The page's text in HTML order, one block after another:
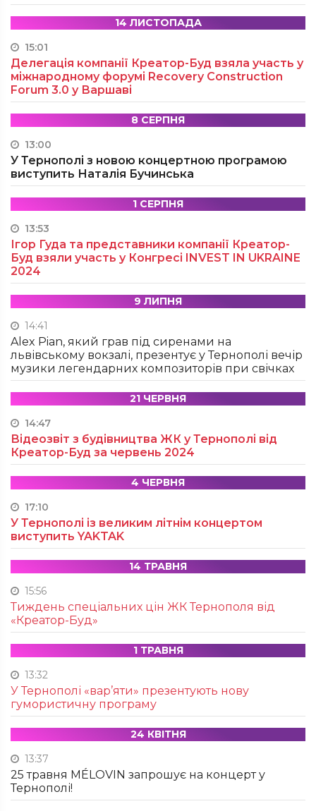
14 ЛИСТОПАДА
15:01
Делегація компанії Креатор-Буд взяла участь у
міжнародному форумі Recovery Construction
Forum 3.0 у Варшаві
8 СЕРПНЯ
13:00
У Тернополі з новою концертною програмою
виступить Наталія Бучинська
1 СЕРПНЯ
13:53
Ігор Гуда та представники компанії Креатор-
Буд взяли участь у Конгресі INVEST IN UKRAINE
2024
9 ЛИПНЯ
14:41
Alex Pian, який грав під сиренами на
львівському вокзалі, презентує у Тернополі вечір
музики легендарних композиторів при свічках
21 ЧЕРВНЯ
14:47
Відеозвіт з будівництва ЖК у Тернополі від
Креатор-Буд за червень 2024
4 ЧЕРВНЯ
17:10
У Тернополі із великим літнім концертом
виступить YAKTAK
14 ТРАВНЯ
15:56
Тиждень спеціальних цін ЖК Тернополя від
«Креатор-Буд»
1 ТРАВНЯ
13:32
У Тернополі «вар’яти» презентують нову
гумористичну програму
24 КВІТНЯ
13:37
25 травня MÉLOVIN запрошує на концерт у
Тернополі!